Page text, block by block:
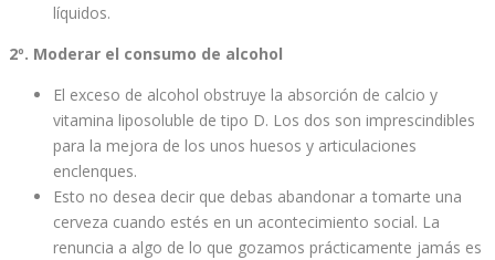
líquidos.
2º. Moderar el consumo de alcohol
El exceso de alcohol obstruye la absorción de calcio y
vitamina liposoluble de tipo D. Los dos son imprescindibles
para la mejora de los unos huesos y articulaciones
enclenques.
Esto no desea decir que debas abandonar a tomarte una
cerveza cuando estés en un acontecimiento social. La
renuncia a algo de lo que gozamos prácticamente jamás es